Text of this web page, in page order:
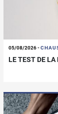
05/08/2026-
LE TEST DE LA